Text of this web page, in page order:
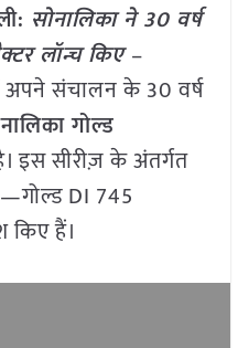
सोनालिका ने 30 वर्ष
लॉन्च किए–
अपने संचालन के 30 वर्ष
गोल्ड
इस सीरीज़ के अंतर्गत
DI 745
हैं।